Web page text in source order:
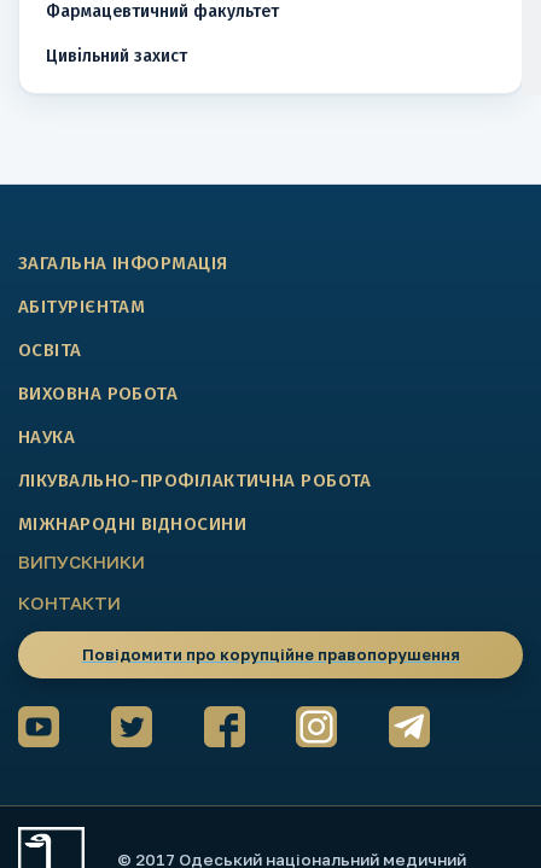
Фармацевтичний факультет
Цивільний захист
ЗАГАЛЬНА ІНФОРМАЦІЯ
АБІТУРІЄНТАМ
ОСВІТА
ВИХОВНА РОБОТА
НАУКА
ЛІКУВАЛЬНО-ПРОФІЛАКТИЧНА РОБОТА
МІЖНАРОДНІ ВІДНОСИНИ
ВИПУСКНИКИ
КОНТАКТИ
Повідомити про корупційне правопорушення
© 2017 Одеський національний медичний